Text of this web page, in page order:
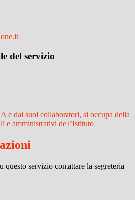
del servizio
e dai suoi collaboratori, si occupa della
e amministrativi dell’Istituto
questo servizio contattare la segreteria